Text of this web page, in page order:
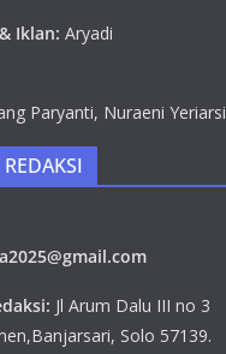
Iklan: Aryadi
Paryanti, Nuraeni Yeriarsi
Jl Arum Dalu III no 3
Solo 57139.